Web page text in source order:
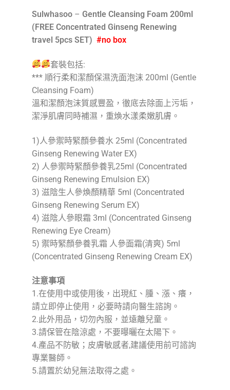
Sulwhasoo– Gentle Cleansing Foam 200ml
(FREE Concentrated Ginseng Renewing
travel 5pcs SET) #no box
套裝包括:
*** 順行柔和潔顏保濕洗面泡沫 200ml (Gentle
Cleansing Foam)
溫和潔顏泡沫質感豐盈，徹底去除面上污垢，
潔淨肌膚同時補濕，重煥水漾柔嫩肌膚。
1)人參禦時緊顏參養水 25ml (Concentrated
Ginseng Renewing Water EX)
2) 人參禦時緊顏參養乳25ml (Concentrated
Ginseng Renewing Emulsion EX)
3) 滋陰生人參煥顏精華 5ml (Concentrated
Ginseng Renewing Serum EX)
4) 滋陰人參眼霜 3ml (Concentrated Ginseng
Renewing Eye Cream)
5) 禦時緊顏參養乳霜 人參面霜(清爽) 5ml
(Concentrated Ginseng Renewing Cream EX)
注意事項
1.在使用中或使用後，出現紅、腫、漲、癢，
請立即停止使用，必要時請向醫生諮詢。
2.此外用品，切勿內服，並遠離兒童。
3.請保管在陰涼處，不要曝曬在太陽下。
4.產品不防敏；皮膚敏感者,建議使用前可諮詢
專業醫師。
5.請置於幼兒無法取得之處。